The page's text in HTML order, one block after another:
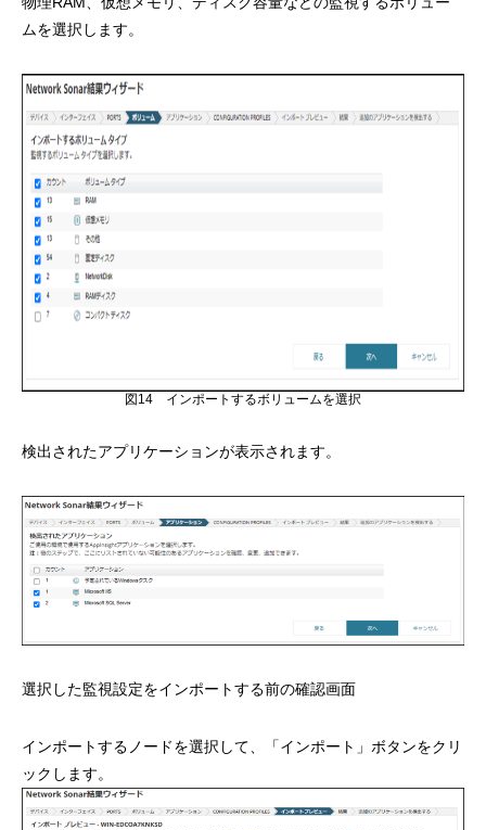
ムを選択します。
図14 インポートするボリュームを選択
検出されたアプリケーションが表示されます。
選択した監視設定をインポートする前の確認画面
インポートするノードを選択して、「インポート」ボタンをクリ
ックします。